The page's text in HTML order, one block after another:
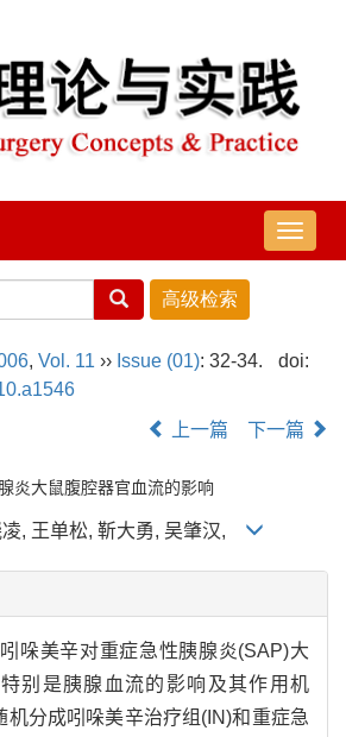
导
航
, Vol. 11 ›› Issue (01): 32-34.
doi:
上一篇 下一篇
炎大鼠腹腔器官血流的影响
, 王单松, 靳大勇, 吴肇汉,
哚美辛对重症急性胰腺炎(SAP)大
别是胰腺血流的影响及其作用机
机分成吲哚美辛治疗组(IN)和重症急